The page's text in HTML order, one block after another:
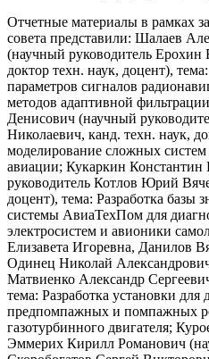
Отчетные материалы в рамках
совета представили: Шалаев
(научный руководитель Ерохин
доктор техн. наук, доцент),
параметров сигналов
методов адаптивной
Денисович (научный
Николаевич, канд. техн. наук,
моделирование сложных
авиации; Кукаркин
руководитель Котлов Юрий
доцент), тема: Разработка базы
системы АвиаТехПом для
электросистем и авионики
Елизавета Игоревна, Данилов
Одинец Николай
Матвиенко Александр
тема: Разработка установки
предпомпажных и помпажных
газотурбинного двигателя;
Эммерих Кирилл Романович